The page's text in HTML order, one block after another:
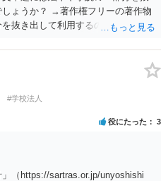
ょうか？ →著作権フリーの著作物
抜き出して利用するのは著作権法
#学校法人
役にたった 3
」（https://sartras.or.jp/unyoshishi